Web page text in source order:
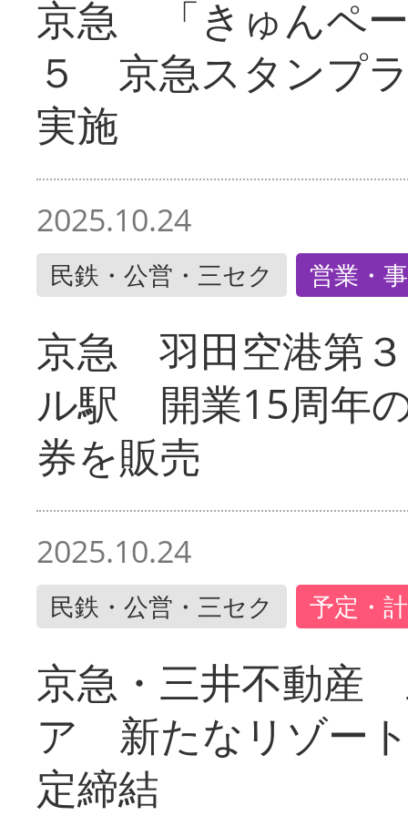
京急 「きゅんペ
５ 京急スタンプ
実施
2025.10.24
民鉄・公営・三セク 営業・
京急 羽田空港第
ル駅 開業15周年
券を販売
2025.10.24
民鉄・公営・三セク 予定・
京急・三井不動産
ア 新たなリゾー
定締結